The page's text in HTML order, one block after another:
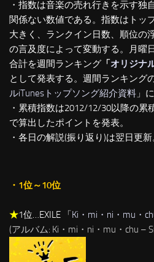
・指数は音楽の売れ行きを示す独
関係ない数値である。指数はトッ
大きく、ランクイン日数、順位の
の言及度によって変動する。月曜
合計を週間ランキング 「オリジナ
として発表する。週間ランキング
ルiTunesトップソング紹介資料 」
・累積指数は2012/12/30以降の累
で算出したポイントを発表。
・各日の解説(振り返り)は翌日更新
・1位～10位
★1位…EXILE 「Ki・mi・ni・mu・
(アルバム: Ki・mi・ni・mu・chu –